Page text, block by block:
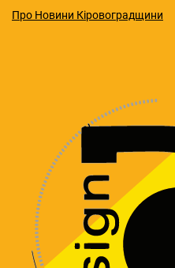
Про Новини Кіровоградщини